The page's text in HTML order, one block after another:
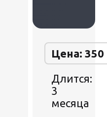
Цена: 350
Длится:
3
месяца